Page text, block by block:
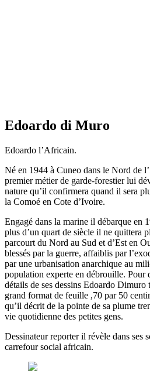
Edoardo di Muro
Edoardo l’Africain.
Né en 1944 à Cuneo dans le Nord de
premier métier de garde-forestier lui
nature qu’il confirmera quand il sera
la Comoé en Cote d’Ivoire.
Engagé dans la marine il débarque en
plus d’un quart de siècle il ne quittera
parcourt du Nord au Sud et d’Est en
blessés par la guerre, affaiblis par
par une urbanisation anarchique au
population experte en débrouille. Pour
détails de ses dessins Edoardo
grand format de feuille ,70 par 50
qu’il décrit de la pointe de sa plume
vie quotidienne des petites gens.
Dessinateur reporter il révèle dans ses
carrefour social africain.